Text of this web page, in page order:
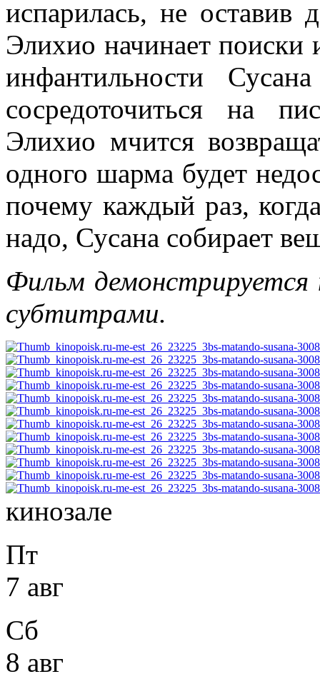
испарилась, не оставив
Элихио начинает поиски
инфантильности
сосредоточиться на
Элихио мчится
одного шарма будет
почему каждый раз,
надо, Сусана собирает
Фильм демонстрируется
субтитрами.
кинозале
Пт
7 авг
Сб
8 авг